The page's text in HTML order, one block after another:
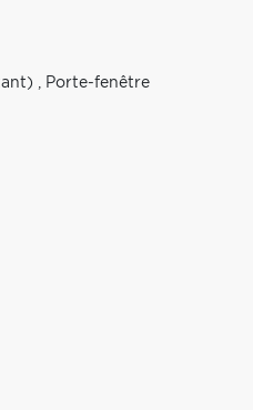
, Porte-fenêtre